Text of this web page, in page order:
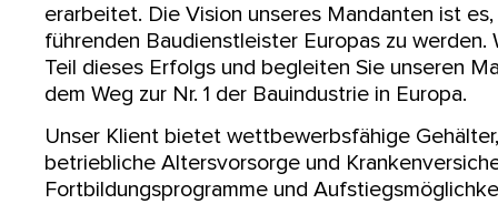
erarbeitet. Die Vision unseres Mandanten ist es,
führenden Baudienstleister Europas zu werden.
Teil dieses Erfolgs und begleiten Sie unseren
dem Weg zur Nr. 1 der Bauindustrie in Europa.
Unser Klient bietet wettbewerbsfähige
betriebliche Altersvorsorge und
Fortbildungsprogramme und